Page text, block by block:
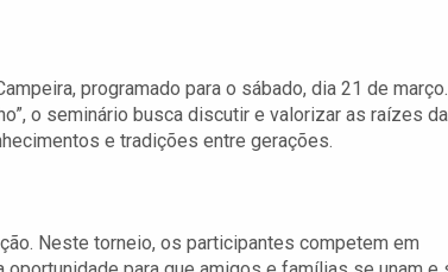
programado para o sábado, dia 21 de março.
o seminário busca discutir e valorizar as raízes da
e tradições entre gerações.
Neste torneio, os participantes competem em